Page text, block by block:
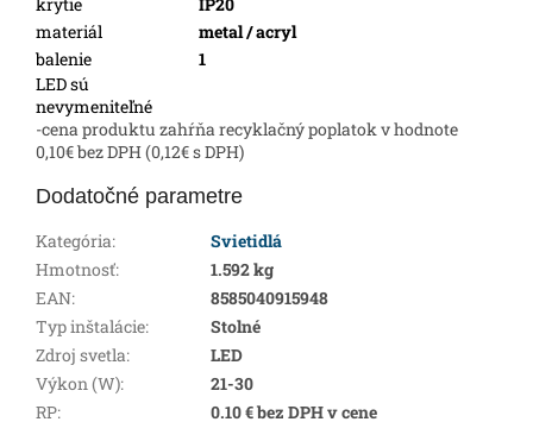
materiál
metal / acryl
balenie
1
LED sú
nevymeniteľné
-cena produktu zahŕňa recyklačný poplatok v hodnote
0,10€ bez DPH (0,12€ s DPH)
Dodatočné parametre
Kategória:
Svietidlá
Hmotnosť:
1.592 kg
EAN:
8585040915948
Typ inštalácie:
Stolné
Zdroj svetla:
LED
Výkon (W):
21-30
RP: 0.10 € bez DPH v cene